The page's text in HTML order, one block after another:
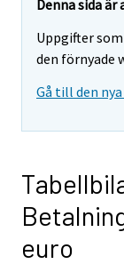
Denna sida är
Uppgifter
den förnyade
Gå till den
euro